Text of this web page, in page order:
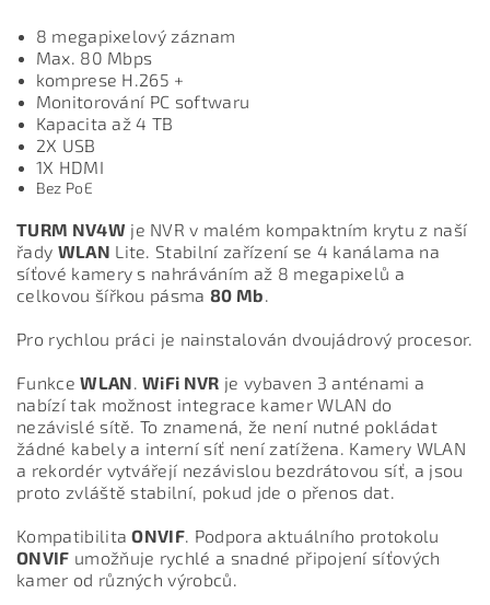
8 megapixelový záznam
Max. 80 Mbps
komprese H.265 +
Monitorování PC softwaru
Kapacita až 4 TB
2X USB
1X HDMI
Bez PoE
TURM NV4W je NVR v malém kompaktním krytu z naší
řady WLAN Lite. Stabilní zařízení se 4 kanálama na
síťové kamery s nahráváním až 8 megapixelů a
celkovou šířkou pásma80 Mb
Pro rychlou práci je nainstalován dvoujádrový procesor.
FunkceWLAN .WiFi NVR je vybaven 3 anténami a
nabízí tak možnost integrace kamer WLAN do
nezávislé sítě. To znamená, že není nutné pokládat
žádné kabely a interní síť není zatížena. Kamery WLAN
a rekordér vytvářejí nezávislou bezdrátovou síť, a jsou
proto zvláště stabilní, pokud jde o přenos dat.
KompatibilitaONVIF . Podpora aktuálního protokolu
ONVIF umožňuje rychlé a snadné připojení síťových
kamer od různých výrobců.